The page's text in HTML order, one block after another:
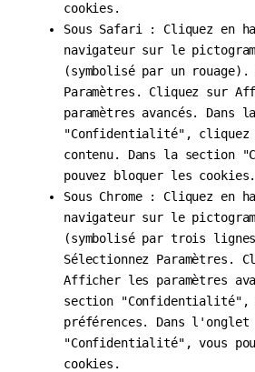
cookies.
Sous Safari : Cliquez en
navigateur sur le
(symbolisé par un rouage).
Paramètres. Cliquez sur
paramètres avancés. Dans
"Confidentialité", cliquez
contenu. Dans la section
pouvez bloquer les cookies.
Sous Chrome : Cliquez en
navigateur sur le
(symbolisé par trois
Sélectionnez Paramètres.
Afficher les paramètres
section "Confidentialité",
préférences. Dans l'onglet
"Confidentialité", vous
cookies.